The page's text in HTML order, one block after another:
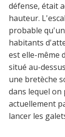
défense, était
hauteur.
probable
habitants
est elle-même
situé au-
une bretèche
dans lequel on
actuellement
lancer les